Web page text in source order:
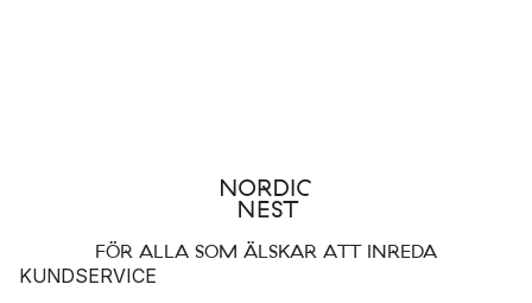
FÖR ALLA SOM ÄLSKAR ATT INREDA
KUNDSERVICE